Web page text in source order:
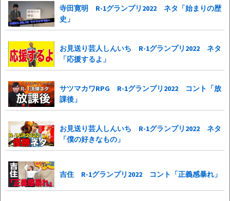
寺田寛明 R-1グランプリ2022 ネタ「始まりの歴
史」
お見送り芸人しんいち R-1グランプリ2022 ネタ
「応援するよ」
サツマカワRPG R-1グランプリ2022 コント「放
課後」
お見送り芸人しんいち R-1グランプリ2022 ネタ
「僕の好きなもの」
吉住 R-1グランプリ2022 コント「正義感暴れ」